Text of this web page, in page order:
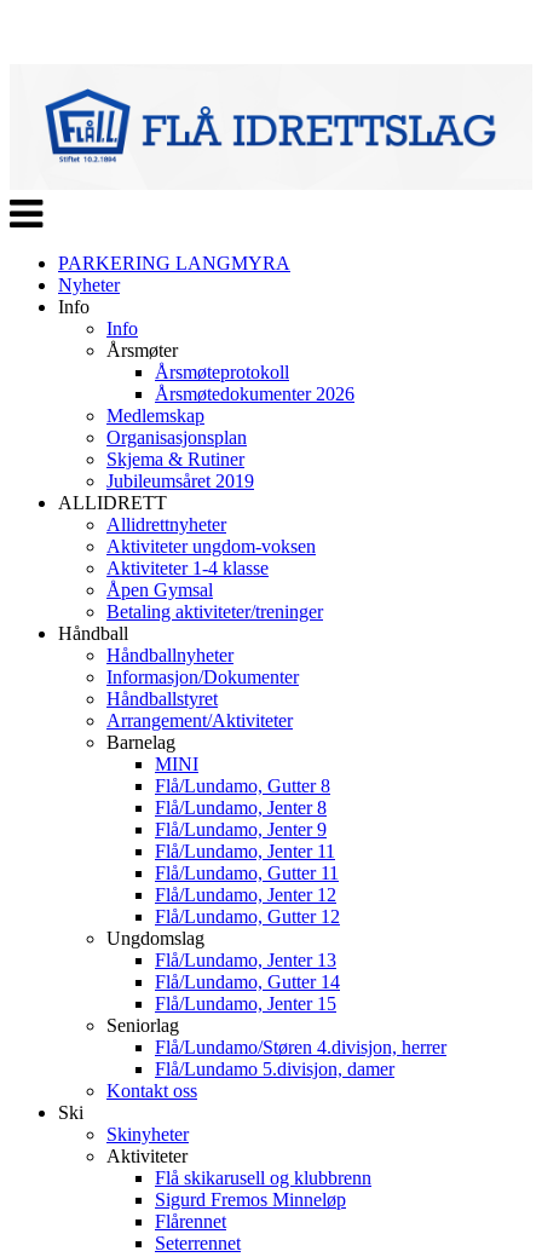
Veksle
navigasjon
PARKERING LANGMYRA
Nyheter
Info
Info
Årsmøter
Årsmøteprotokoll
Årsmøtedokumenter 2026
Medlemskap
Organisasjonsplan
Skjema & Rutiner
Jubileumsåret 2019
ALLIDRETT
Allidrettnyheter
Aktiviteter ungdom-voksen
Aktiviteter 1-4 klasse
Åpen Gymsal
Betaling aktiviteter/treninger
Håndball
Håndballnyheter
Informasjon/Dokumenter
Håndballstyret
Arrangement/Aktiviteter
Barnelag
MINI
Flå/Lundamo, Gutter 8
Flå/Lundamo, Jenter 8
Flå/Lundamo, Jenter 9
Flå/Lundamo, Jenter 11
Flå/Lundamo, Gutter 11
Flå/Lundamo, Jenter 12
Flå/Lundamo, Gutter 12
Ungdomslag
Flå/Lundamo, Jenter 13
Flå/Lundamo, Gutter 14
Flå/Lundamo, Jenter 15
Seniorlag
Flå/Lundamo/Støren 4.divisjon, herrer
Flå/Lundamo 5.divisjon, damer
Kontakt oss
Ski
Skinyheter
Aktiviteter
Flå skikarusell og klubbrenn
Sigurd Fremos Minneløp
Flårennet
Seterrennet